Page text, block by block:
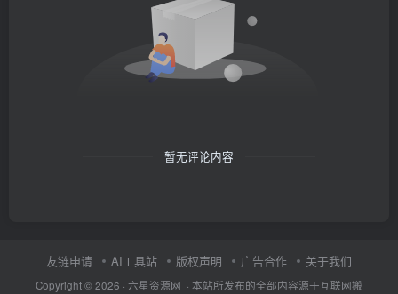
暂无评论内容
友链申请 AI工具站 版权声明 广告合作 关于我们
Copyright © 2026 · 六星资源网 · 本站所发布的全部内容源于互联网搬